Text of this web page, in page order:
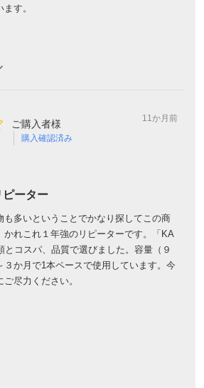
す。
ご購入者様
購入確認済み
11か月前
ピーター
も多いということでかなり探してこの商
かれこれ１年強のリピーターです。「KA
とコスパ、品質で選びました。容量（９
３か月で1本ペースで使用しています。今
尽力ください。